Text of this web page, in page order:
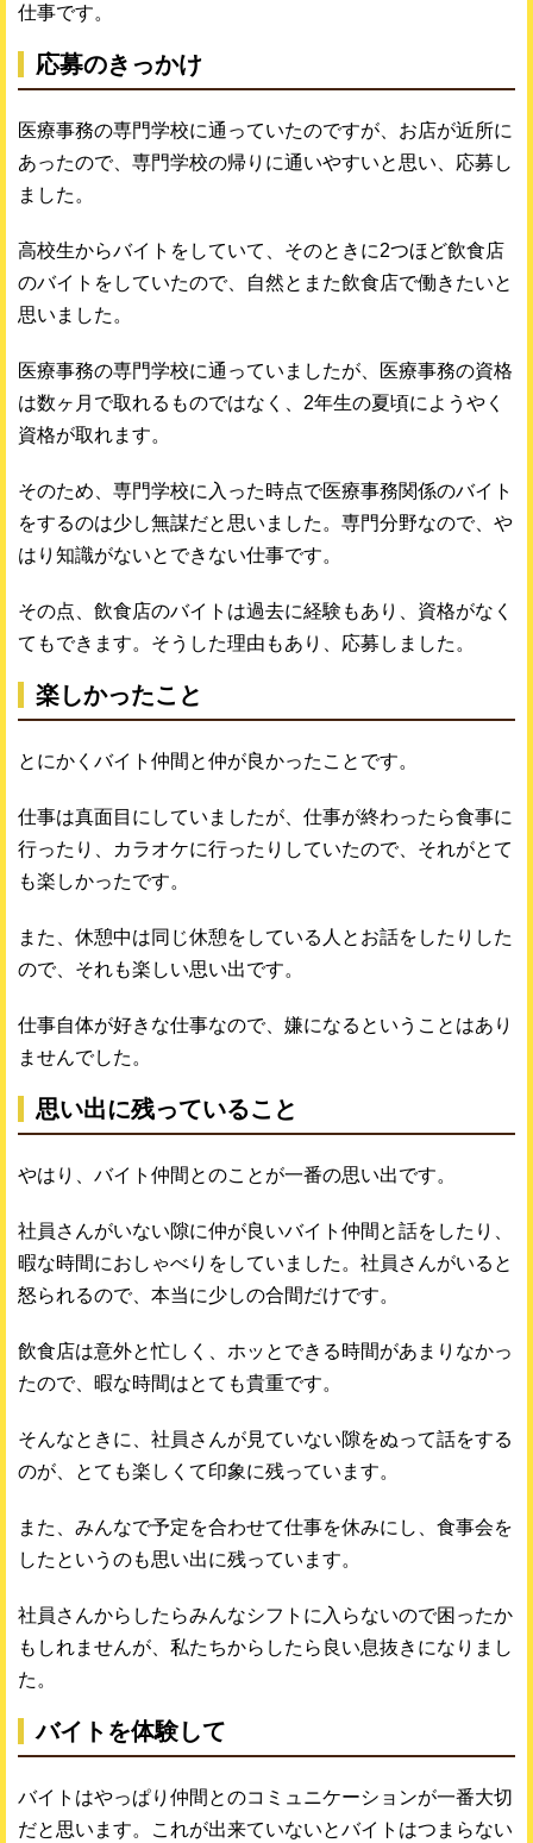
仕事です。
応募のきっかけ
医療事務の専門学校に通っていたのですが、お店が近所に
あったので、専門学校の帰りに通いやすいと思い、応募し
ました。
高校生からバイトをしていて、そのときに2つほど飲食店
のバイトをしていたので、自然とまた飲食店で働きたいと
思いました。
医療事務の専門学校に通っていましたが、医療事務の資格
は数ヶ月で取れるものではなく、2年生の夏頃にようやく
資格が取れます。
そのため、専門学校に入った時点で医療事務関係のバイト
をするのは少し無謀だと思いました。専門分野なので、や
はり知識がないとできない仕事です。
その点、飲食店のバイトは過去に経験もあり、資格がなく
てもできます。そうした理由もあり、応募しました。
楽しかったこと
とにかくバイト仲間と仲が良かったことです。
仕事は真面目にしていましたが、仕事が終わったら食事に
行ったり、カラオケに行ったりしていたので、それがとて
も楽しかったです。
また、休憩中は同じ休憩をしている人とお話をしたりした
ので、それも楽しい思い出です。
仕事自体が好きな仕事なので、嫌になるということはあり
ませんでした。
思い出に残っていること
やはり、バイト仲間とのことが一番の思い出です。
社員さんがいない隙に仲が良いバイト仲間と話をしたり、
暇な時間におしゃべりをしていました。社員さんがいると
怒られるので、本当に少しの合間だけです。
飲食店は意外と忙しく、ホッとできる時間があまりなかっ
たので、暇な時間はとても貴重です。
そんなときに、社員さんが見ていない隙をぬって話をする
のが、とても楽しくて印象に残っています。
また、みんなで予定を合わせて仕事を休みにし、食事会を
したというのも思い出に残っています。
社員さんからしたらみんなシフトに入らないので困ったか
もしれませんが、私たちからしたら良い息抜きになりまし
た。
バイトを体験して
バイトはやっぱり仲間とのコミュニケーションが一番大切
だと思います。これが出来ていないとバイトはつまらない